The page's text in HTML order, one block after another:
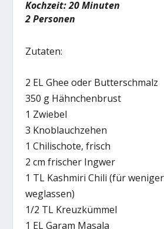
Kochzeit: 20 Minuten
2 Personen
Zutaten:
2 EL Ghee oder Butterschmalz
350 g Hähnchenbrust
1 Zwiebel
3 Knoblauchzehen
1 Chilischote, frisch
2 cm frischer Ingwer
1 TL Kashmiri Chili (für
weglassen)
1/2 TL Kreuzkümmel
1 EL Garam Masala